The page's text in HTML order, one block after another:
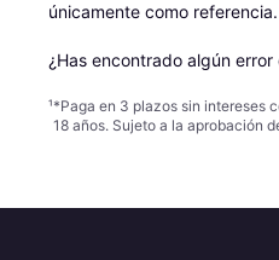
únicamente como referencia.
¿Has encontrado algún
¹*Paga en 3 plazos sin intereses
18 años. Sujeto a la aprobación